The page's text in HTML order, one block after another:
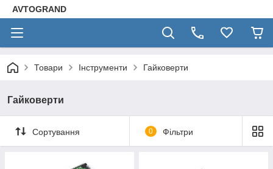
AVTOGRAND
Товари Інструменти Гайковерти
Гайковерти
Сортування 0 Фільтри